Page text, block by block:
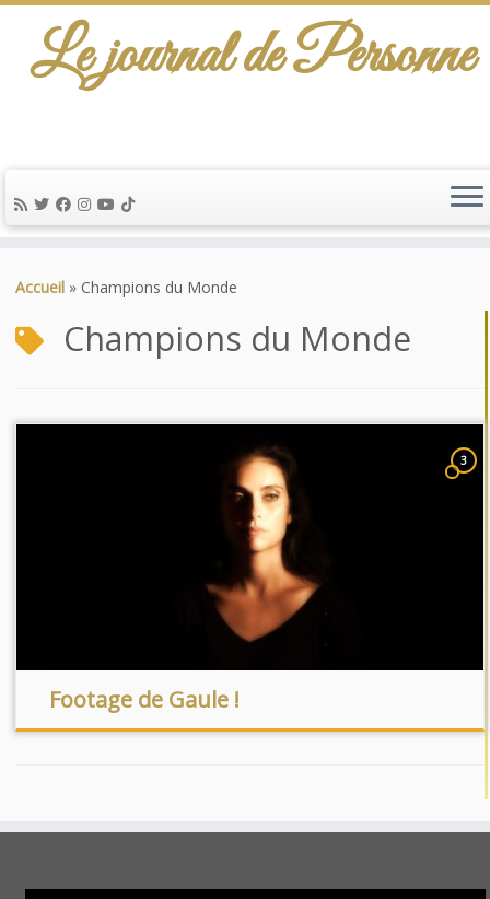
au
Le journal de Personne
Accueil » Champions du Monde
Champions du Monde
3
Footage de Gaule !